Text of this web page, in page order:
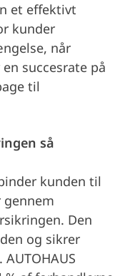
et effektivt
kunder
når
succesrate på
til
så
kunden til
Den
og sikrer